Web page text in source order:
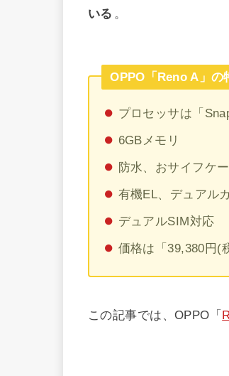
いる 。
OPPO「Reno A」の
プロセッサは「
6GBメモリ
防水、おサイフケ
有機EL、デュアル
デュアルSIM対応
価格は「39,380円(
この記事では、OPPO「